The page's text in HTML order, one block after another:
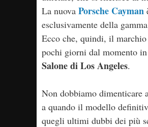
La nuova Porsche Cayman
esclusivamente della
Ecco che, quindi, il
pochi giorni dal momento
Salone di Los Angeles.
Non dobbiamo dimenticare
a quando il modello
quegli ultimi dubbi dei più